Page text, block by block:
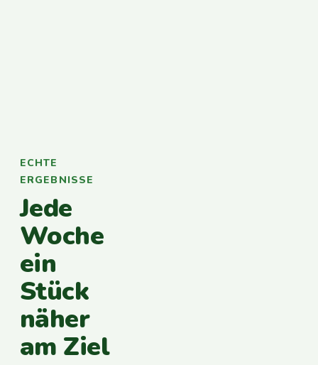
ECHTE
ERGEBNISSE
Jede
Woche
ein
Stück
näher
am Ziel